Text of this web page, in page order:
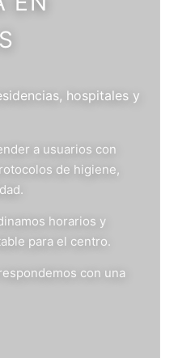
hospitales y
a usuarios con
de higiene,
horarios y
para el centro.
con una